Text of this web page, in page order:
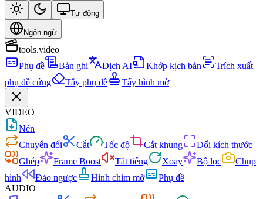
Tự động
Ngôn ngữ
tools.video
Phụ đề
Bản ghi Dịch AI Khớp kịch bản
Trích xuất
phụ đề cứng
Tẩy phụ đề Tẩy hình mờ
VIDEO
Nén
Chuyển đổi
Cắt Tốc độ Cắt khung
Đổi kích thước
Ghép
Frame Boost Tắt tiếng Xoay Bộ lọc
Chụp
hình
Đảo ngược Hình chìm mờ
Phụ đề
AUDIO